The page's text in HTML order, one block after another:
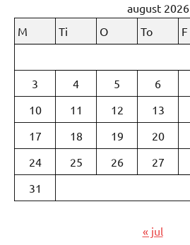
august 2026
M
Ti O To F
3
4 5 6
10
11 12 13
17
18 19 20
24
25 26 27
31
« jul